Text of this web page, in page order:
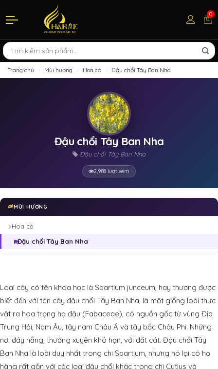
0
Trang chủ Mùi hương Hoa cỏ Đậu chổi Tây Ban Nha
Đậu chổi Tây Ban Nha
Đậu chổi Tây Ban Nha
2,988 lượt xem
MÙI HƯƠNG
Hoa cỏ
Đậu chổi Tây Ban Nha
Loại cây có tên khoa học là Spartium junceum, hay thương được
biết đến với tên cây đậu chổi Tây Ban Nha, là một giống loài thực
vật ra hoa trọng họ đậu (Fabaceae), có nguồn gốc từ vùng Địa
Trung Hải, Nam Âu, tây nam Châu Á và tây bắc Châu Phi. Những
nơi đầy nắng, thường xuyên khô hạn, với đất cát. Đậu chổi Tây
Ban Nha là loài duy nhất trong chi Spartium, nhưng nó lại có họ
hàng rất gần với các loại đậu chổi khác trong chi Cytius và